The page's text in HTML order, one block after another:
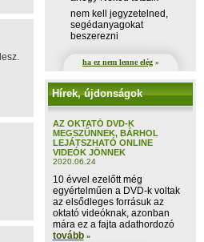
nem kell jegyzetelned,
segédanyagokat
beszerezni
ha ez nem lenne elég »
Hírek, újdonságok
AZ OKTATÓ DVD-K
MEGSZŰNNEK, BÁRHOL
LEJÁTSZHATÓ ONLINE
VIDEÓK JÖNNEK
2020.06.24
10 évvel ezelőtt még
egyértelműen a DVD-k voltak
az elsődleges forrásuk az
oktató videóknak, azonban
mára ez a fajta adathordozó
tovább »